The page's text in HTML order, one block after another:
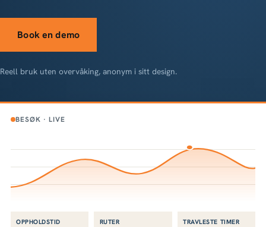
Book en demo
Reell bruk uten overvåking, anonym i sitt design.
BESØK · LIVE
OPPHOLDSTID RUTER TRAVLESTE TIMER